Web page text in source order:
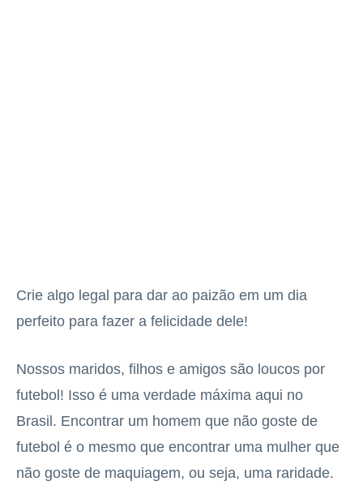
Crie algo legal para dar ao paizão em um dia
perfeito para fazer a felicidade dele!
Nossos maridos, filhos e amigos são loucos por
futebol! Isso é uma verdade máxima aqui no
Brasil. Encontrar um homem que não goste de
futebol é o mesmo que encontrar uma mulher que
não goste de maquiagem, ou seja, uma raridade.